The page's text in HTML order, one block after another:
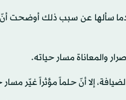
والمعاناة مسار حياته.